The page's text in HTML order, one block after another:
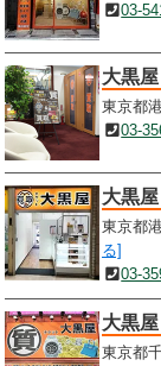
03-
大黒
東京都
03-
大黒
東京都
る]
03-
大黒
東京都